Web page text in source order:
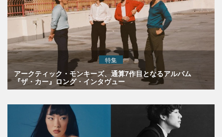
特集
アークティック・モンキーズ、通算7作目となるアルバム
『ザ・カー』ロング・インタヴュー